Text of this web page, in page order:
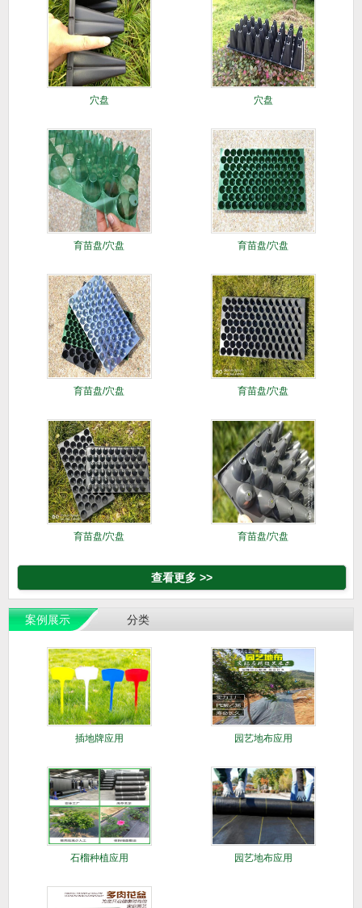
穴盘 穴盘
育苗盘/穴盘 育苗盘/穴盘
育苗盘/穴盘 育苗盘/穴盘
育苗盘/穴盘 育苗盘/穴盘
查看更多 >>
案例展示 分类
插地牌应用 园艺地布应用
石榴种植应用 园艺地布应用